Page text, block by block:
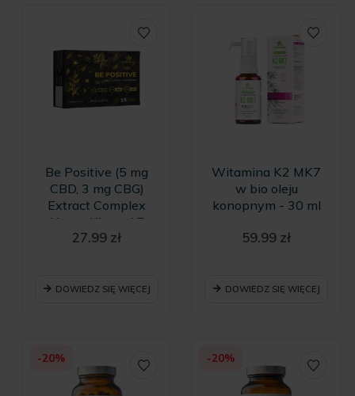
Be Positive (5 mg
CBD, 3 mg CBG)
Extract Complex
Hemp King - 15
kapsułek
27.99 zł
DOWIEDZ SIĘ WIĘCEJ
Witamina K2 MK7
w bio oleju
konopnym - 30 ml
59.99 zł
DOWIEDZ SIĘ WIĘCEJ
-20% -20%